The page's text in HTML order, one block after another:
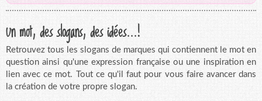
Un mot, des slogans, des idées...!
Retrouvez tous les slogans de marques qui contiennent le mot en
question ainsi qu'une expression française ou une inspiration en
lien avec ce mot. Tout ce qu'il faut pour vous faire avancer dans
la création de votre propre slogan.